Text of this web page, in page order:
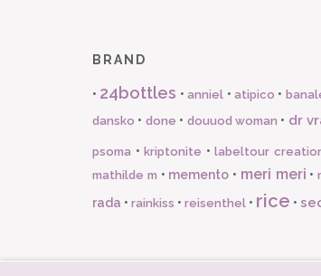
BRAND
• 24bottles •anniel •atipico •
dansko • done • douuod woman • dr
psoma •kriptonite •labeltour
mathilde m • memento • meri meri •
rada • rainkiss • reisenthel • rice •